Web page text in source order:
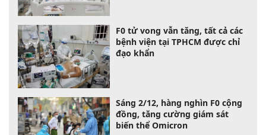
F0 tử vong vẫn tăng, tất cả các
bệnh viện tại TPHCM được chỉ
đạo khẩn
Sáng 2/12, hàng nghìn F0 cộng
đồng, tăng cường giám sát
biến thể Omicron